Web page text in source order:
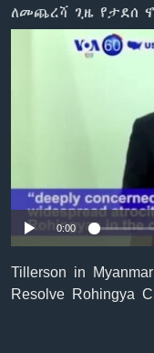
ወደ
ዋናው
ክምችት
ቋንቋዎች
ለመጨረሻ ጊዜ የታደሰ
No
0:00
Tillerson in
Resolve Rohingya